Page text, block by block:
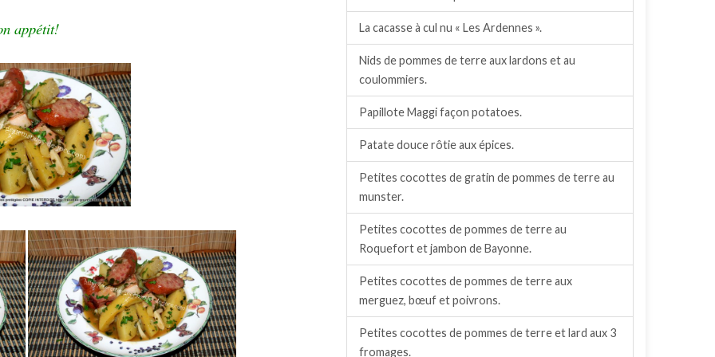
appétit! La cacasse à cul nu « Les Ardennes ».
Nids de pommes de terre aux lardons et au
coulommiers.
Papillote Maggi façon potatoes.
Patate douce rôtie aux épices.
Petites cocottes de gratin de pommes de terre au
munster.
Petites cocottes de pommes de terre au
Roquefort et jambon de Bayonne.
Petites cocottes de pommes de terre aux
merguez, bœuf et poivrons.
Petites cocottes de pommes de terre et lard aux 3
fromages.